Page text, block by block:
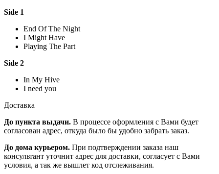
Side 1
End Of The Night
I Might Have
Playing The Part
Side 2
In My Hive
I need you
Доставка
До пункта выдачи. В процессе оформления с Вами будет
согласован адрес, откуда было бы удобно забрать заказ.
До дома курьером. При подтверждении заказа наш
консультант уточнит адрес для доставки, согласует с Вами
условия, а так же вышлет код отслеживания.